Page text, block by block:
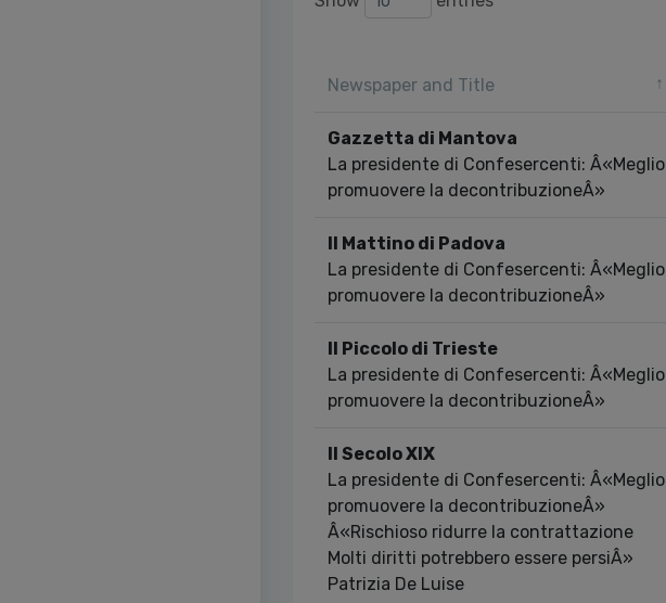
Newspaper and Title
Gazzetta di Mantova
La presidente di Confesercenti: Â«Meglio
promuovere la decontribuzioneÂ»
Il Mattino di Padova
La presidente di Confesercenti: Â«Meglio
promuovere la decontribuzioneÂ»
Il Piccolo di Trieste
La presidente di Confesercenti: Â«Meglio
promuovere la decontribuzioneÂ»
Il Secolo XIX
La presidente di Confesercenti: Â«Meglio
promuovere la decontribuzioneÂ»
Â«Rischioso ridurre la contrattazione
Molti diritti potrebbero essere persiÂ»
Patrizia De Luise